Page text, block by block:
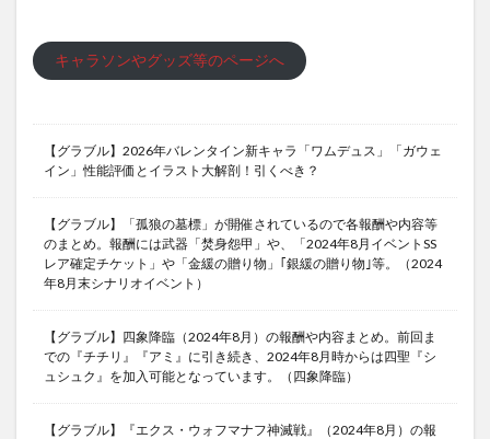
キャラソンやグッズ等のページへ
【グラブル】2026年バレンタイン新キャラ「ワムデュス」「ガウェ
イン」性能評価とイラスト大解剖！引くべき？
【グラブル】「孤狼の墓標」が開催されているので各報酬や内容等
のまとめ。報酬には武器「焚身怨甲」や、「2024年8月イベントSS
レア確定チケット」や「金緩の贈り物」｢銀緩の贈り物｣等。（2024
年8月末シナリオイベント）
【グラブル】四象降臨（2024年8月）の報酬や内容まとめ。前回ま
での『チチリ』『アミ』に引き続き、2024年8月時からは四聖『シ
ュシュク』を加入可能となっています。（四象降臨）
【グラブル】『エクス・ウォフマナフ神滅戦』（2024年8月）の報